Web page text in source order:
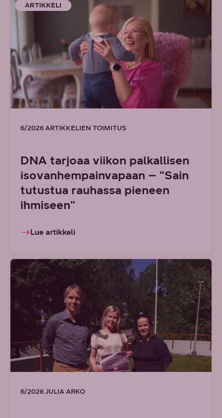
ARTIKKELI
6/2026 ARTIKKELIEN TOIMITUS
DNA tarjoaa viikon palkallisen
isovanhempainvapaan – "Sain
tutustua rauhassa pieneen
ihmiseen"
Lue artikkeli
6/2026 JULIA ARKO